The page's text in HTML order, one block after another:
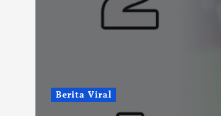
Berita Viral